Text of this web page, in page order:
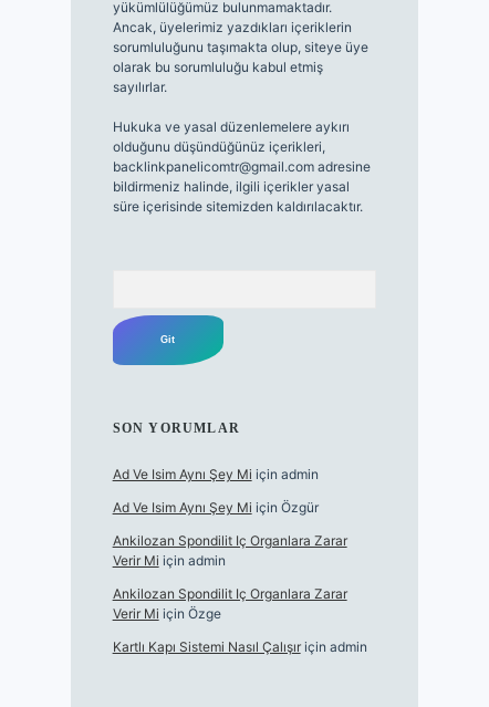
yükümlülüğümüz bulunmamaktadır.
Ancak, üyelerimiz yazdıkları içeriklerin
sorumluluğunu taşımakta olup, siteye üye
olarak bu sorumluluğu kabul etmiş
sayılırlar.
Hukuka ve yasal düzenlemelere aykırı
olduğunu düşündüğünüz içerikleri,
backlinkpanelicomtr@gmail.comadresine
bildirmeniz halinde, ilgili içerikler yasal
süre içerisinde sitemizden kaldırılacaktır.
SON YORUMLAR
Ad Ve Isim Aynı Şey Mi için admin
Ad Ve Isim Aynı Şey Mi için Özgür
Ankilozan Spondilit Iç Organlara Zarar
Verir Mi için admin
Ankilozan Spondilit Iç Organlara Zarar
Verir Mi için Özge
Kartlı Kapı Sistemi Nasıl Çalışıriçin admin